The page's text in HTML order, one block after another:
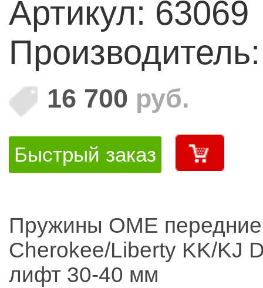
проверенных
ценам!
Артикул: 63069
16 700 руб.
Быстрый заказ
Пружины OME
Cherokee/Liberty KK/KJ
лифт 30-40 мм